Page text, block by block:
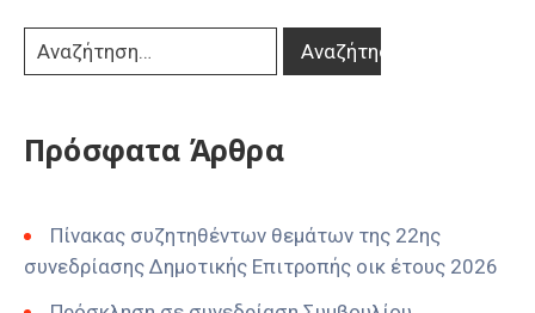
Πρόσφατα Άρθρα
Πίνακας συζητηθέντων θεμάτων της 22ης
συνεδρίασης Δημοτικής Επιτροπής οικ έτους 2026